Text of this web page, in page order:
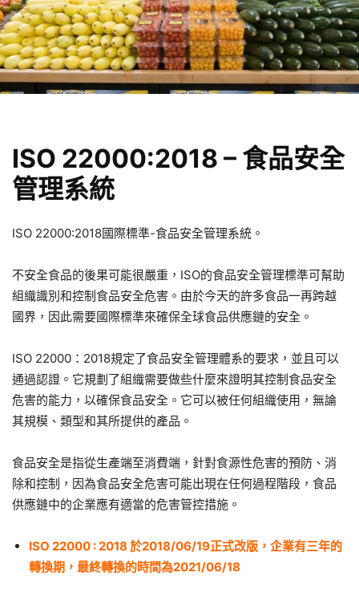
ISO 22000:2018 – 食品安全
管理系統
ISO 22000:2018國際標準-食品安全管理系統。
不安全食品的後果可能很嚴重，ISO的食品安全管理標準可幫助
組織識別和控制食品安全危害。由於今天的許多食品一再跨越
國界，因此需要國際標準來確保全球食品供應鏈的安全。
ISO 22000：2018規定了食品安全管理體系的要求，並且可以
通過認證。它規劃了組織需要做些什麼來證明其控制食品安全
危害的能力，以確保食品安全。它可以被任何組織使用，無論
其規模、類型和其所提供的產品。
食品安全是指從生產端至消費端，針對食源性危害的預防、消
除和控制，因為食品安全危害可能出現在任何過程階段，食品
供應鏈中的企業應有適當的危害管控措施。
ISO 22000 : 2018 於2018/06/19正式改版，企業有三年的
轉換期，最終轉換的時間為2021/06/18